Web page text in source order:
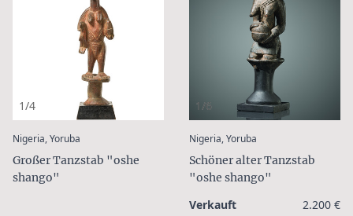
1/4
Nigeria, Yoruba
Großer Tanzstab "oshe
shango"
1/6
Nigeria, Yoruba
Schöner alter Tanzstab
"oshe shango"
Verkauft 2.200 €